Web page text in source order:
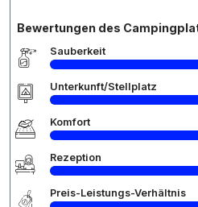
Bewertungen des
Sauberkeit
Unterkunft/Stellplatz
Komfort
Rezeption
Preis-Leistungs-Verhältnis